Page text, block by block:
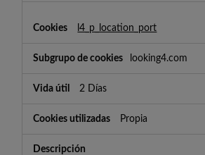
l4_p_location_port
looking4.com
2 Días
Propia